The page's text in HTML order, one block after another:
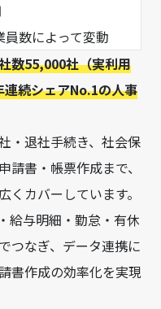
数によって変動
数55,000社（実利用
続シェアNo.1の人事
・退社手続き、社会保
請書・帳票作成まで、
カバーしています。
給与明細・勤怠・有休
つなぎ、データ連携に
書作成の効率化を実現